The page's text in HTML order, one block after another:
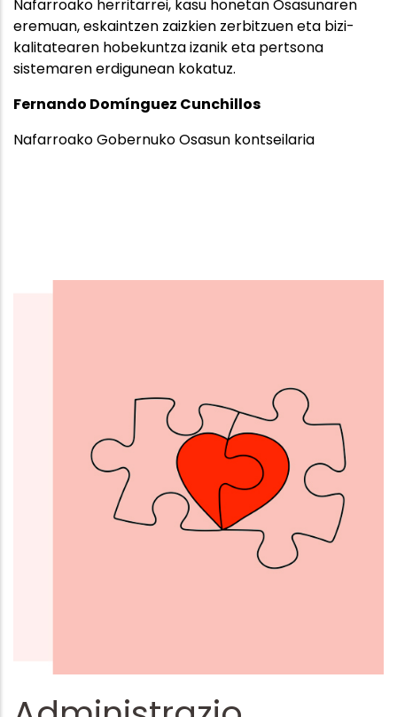
Nafarroako herritarrei, kasu honetan Osasunaren
eremuan, eskaintzen zaizkien zerbitzuen eta bizi-
kalitatearen hobekuntza izanik eta pertsona
sistemaren erdigunean kokatuz.
Fernando Domínguez Cunchillos
Nafarroako Gobernuko Osasun kontseilaria